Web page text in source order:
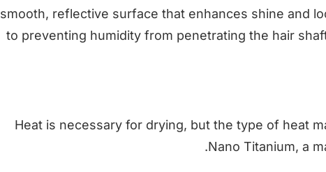
smooth, reflective surface that enhances shine and
to preventing humidity from penetrating the hair
Heat is necessary for drying, but the type of heat
Nano Titanium, a